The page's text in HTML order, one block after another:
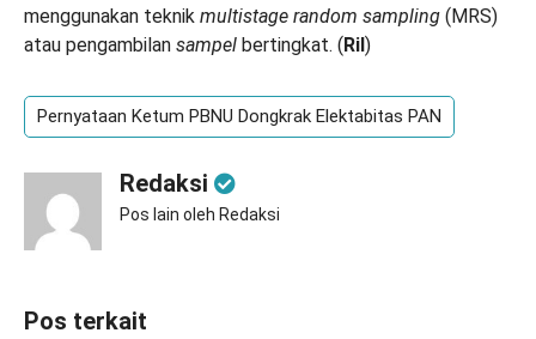
menggunakan teknik multistage random sampling (MRS)
atau pengambilan sampel bertingkat. (Ril)
Pernyataan Ketum PBNU Dongkrak Elektabitas PAN
Redaksi
Pos lain oleh Redaksi
Pos terkait